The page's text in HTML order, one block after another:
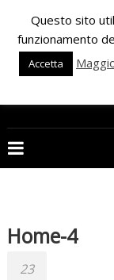
content
PALESTRA
ECLIPSE
una
nuova
era
Home-4
23
Questo sito
funzionamento
Accetta